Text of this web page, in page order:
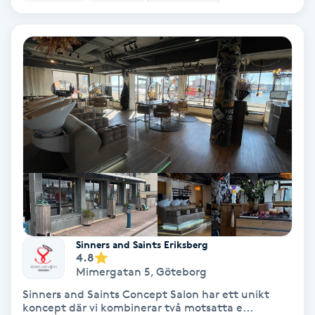
Läpptatuering
Makeup
Manikyr & Pedikyr
Massage
Medial vägledning
Medicinsk massage
Meditation
Sinners and Saints Eriksberg
4.8
Mimergatan 5, Göteborg
Sinners and Saints Concept Salon har ett unikt
koncept där vi kombinerar två motsatta e...